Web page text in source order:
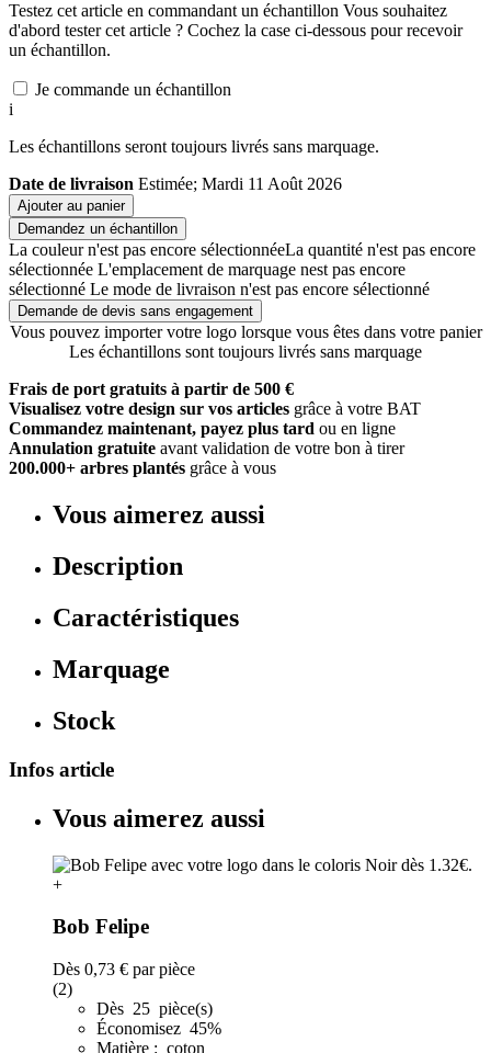
Testez cet article en commandant un échantillon Vous souhaitez
d'abord tester cet article ? Cochez la case ci-dessous pour recevoir
un échantillon.
Je commande un échantillon
i
Les échantillons seront toujours livrés sans marquage.
Date de livraison Estimée; Mardi 11 Août 2026
Ajouter au panier
Demandez un échantillon
La couleur n'est pas encore sélectionnéeLa quantité n'est pas encore
sélectionnée L'emplacement de marquage nest pas encore
sélectionné Le mode de livraison n'est pas encore sélectionné
Demande de devis sans engagement
Vous pouvez importer votre logo lorsque vous êtes dans votre panier
Les échantillons sont toujours livrés sans marquage
Frais de port gratuits à partir de 500 €
Visualisez votre design sur vos articles grâce à votre BAT
Commandez maintenant, payez plus tard ou en ligne
Annulation gratuite avant validation de votre bon à tirer
200.000+ arbres plantés grâce à vous
Vous aimerez aussi
Description
Caractéristiques
Marquage
Stock
Infos article
Vous aimerez aussi
+
Bob Felipe
Dès 0,73 € par pièce
(2)
Dès 25 pièce(s)
Économisez 45%
Matière : coton